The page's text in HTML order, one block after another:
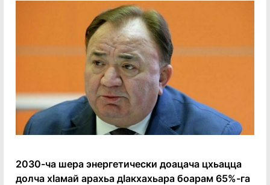
2030-ча шера энергетически доацача цхьацца
долча хӏамай арахьа дӏакхахьара боарам 65%-га